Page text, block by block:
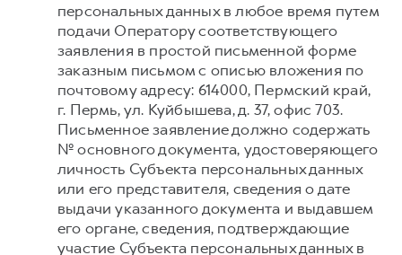
персональных данных в любое время путем
подачи Оператору соответствующего
заявления в простой письменной форме
заказным письмом с описью вложения по
почтовому адресу: 614000, Пермский край,
г. Пермь, ул. Куйбышева, д. 37, офис 703.
Письменное заявление должно содержать
№ основного документа, удостоверяющего
личность Субъекта персональных данных
или его представителя, сведения о дате
выдачи указанного документа и выдавшем
его органе, сведения, подтверждающие
участие Субъекта персональных данных в